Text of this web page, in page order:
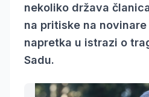
nekoliko država
na pritiske na
napretka u istrazi o
Sadu.